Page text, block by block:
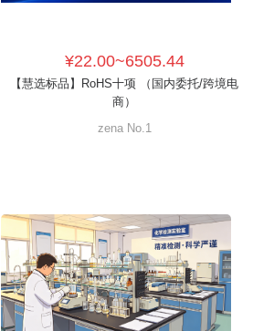
¥22.00~6505.44
【慧选标品】RoHS十项 （国内委托/跨境电
商）
zena No.1